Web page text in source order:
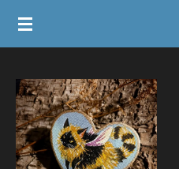
Ga
de
hoofdinhoud